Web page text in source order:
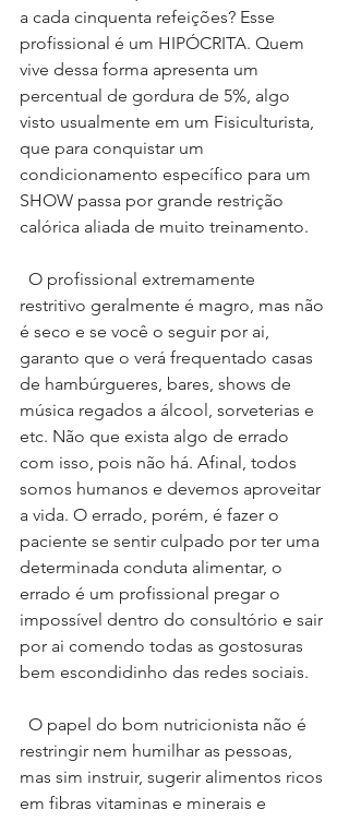
a cada cinquenta refeições? Esse
profissional é um HIPÓCRITA. Quem
vive dessa forma apresenta um
percentual de gordura de 5%, algo
visto usualmente em um Fisiculturista,
que para conquistar um
condicionamento específico para um
SHOW passa por grande restrição
calórica aliada de muito treinamento.
restritivo geralmente é magro, mas não
é seco e se você o seguir por ai,
garanto que o verá frequentado casas
de hambúrgueres, bares, shows de
música regados a álcool, sorveterias e
etc. Não que exista algo de errado
com isso, pois não há. Afinal, todos
somos humanos e devemos aproveitar
a vida. O errado, porém, é fazer o
paciente se sentir culpado por ter uma
determinada conduta alimentar, o
errado é um profissional pregar o
impossível dentro do consultório e sair
por ai comendo todas as gostosuras
bem escondidinho das redes sociais.
restringir nem humilhar as pessoas,
mas sim instruir, sugerir alimentos ricos
em fibras vitaminas e minerais e